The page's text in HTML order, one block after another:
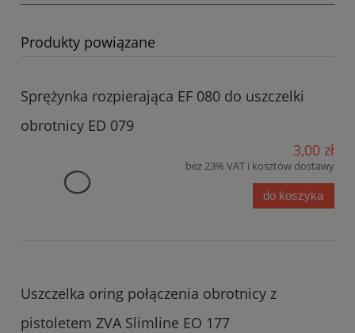
Produkty powiązane
Sprężynka rozpierająca EF 080 do uszczelki
obrotnicy ED 079
3,00 zł
bez 23% VAT i kosztów dostawy
do koszyka
Uszczelka oring połączenia obrotnicy z
pistoletem ZVA Slimline EO 177